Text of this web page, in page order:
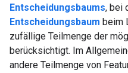
Entscheidungsbaums, bei
Entscheidungsbaum beim
zufällige Teilmenge der
berücksichtigt. Im
andere Teilmenge von